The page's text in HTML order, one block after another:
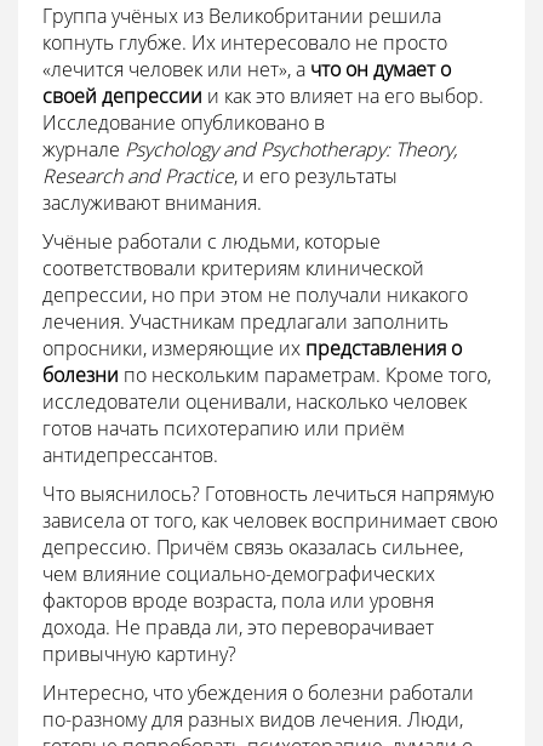
Группа учёных из Великобритании решила
копнуть глубже. Их интересовало не просто
«лечится человек или нет», а что он думает о
своей депрессии и как это влияет на его выбор.
Исследование опубликовано в
журнале Psychology and Psychotherapy: Theory,
Research and Practice, и его результаты
заслуживают внимания.
Учёные работали с людьми, которые
соответствовали критериям клинической
депрессии, но при этом не получали никакого
лечения. Участникам предлагали заполнить
опросники, измеряющие их представления о
болезни по нескольким параметрам. Кроме того,
исследователи оценивали, насколько человек
готов начать психотерапию или приём
антидепрессантов.
Что выяснилось? Готовность лечиться напрямую
зависела от того, как человек воспринимает свою
депрессию. Причём связь оказалась сильнее,
чем влияние социально-демографических
факторов вроде возраста, пола или уровня
дохода. Не правда ли, это переворачивает
привычную картину?
Интересно, что убеждения о болезни работали
по-разному для разных видов лечения. Люди,